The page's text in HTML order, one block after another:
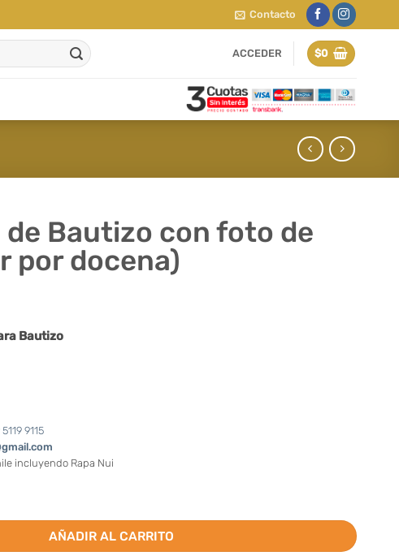
Contacto
ACCEDER $0
Bautizo con foto de
por docena)
Bautizo
9115
incluyendo Rapa Nui
foto de niña (Valor por docena) cantidad
AÑADIR AL CARRITO